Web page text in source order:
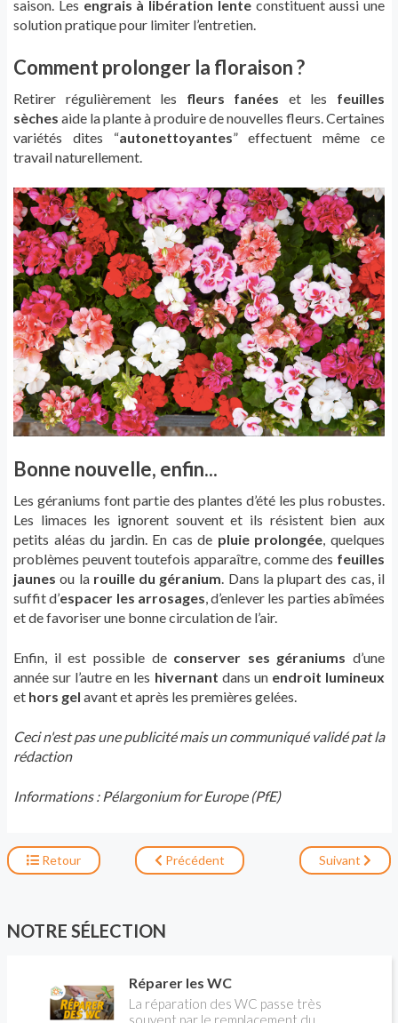
saison. Les engrais à libération lenteconstituent aussi une
solution pratique pour limiter l’entretien.
Comment prolonger la floraison ?
Retirer régulièrement les fleurs fanées et les feuilles
sèches aide la plante à produire de nouvelles fleurs. Certaines
variétés dites “autonettoyantes” effectuent même ce
travail naturellement.
Bonne nouvelle, enfin...
Les géraniums font partie des plantes d’été les plus robustes.
Les limaces les ignorent souvent et ils résistent bien aux
petits aléas du jardin. En cas de pluie prolongée, quelques
problèmes peuvent toutefois apparaître, comme des feuilles
jaunes ou la rouille du géranium. Dans la plupart des cas, il
suffit d’espacer les arrosages, d’enlever les parties abîmées
et de favoriser une bonne circulation de l’air.
Enfin, il est possible de conserver ses géraniums d’une
année sur l’autre en les hivernant dans un endroit lumineux
et hors gel avant et après les premières gelées.
Ceci n'est pas une publicité mais un communiqué validé pat la
rédaction
Informations : Pélargonium for Europe (PfE)
Retour Précédent Suivant
NOTRE SÉLECTION
Réparer les WC
La réparation des WC passe très
souvent par le remplacement du